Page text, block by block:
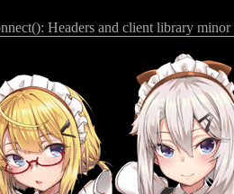
Headers and client library